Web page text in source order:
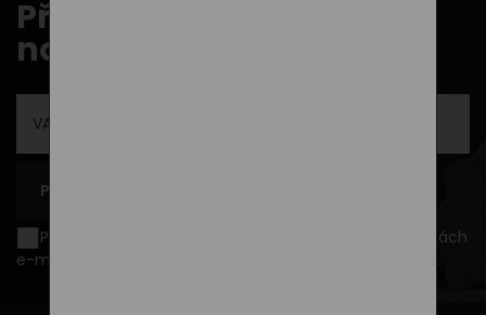
Přihlašte se k odběru
novinek
PŘIHLÁSIT SE K ODBĚRU
Přeji si být informován o novinkách a akčních nabídkách
e-mailem a souhlasím se
.